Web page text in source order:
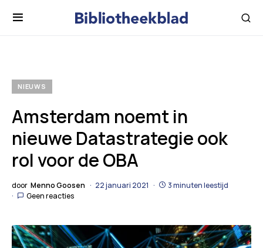
NIEUWS
Amsterdam noemt in
nieuwe Datastrategie ook
rol voor de OBA
door Menno Goosen 22 januari 2021
3 minuten leestijd
Geen reacties